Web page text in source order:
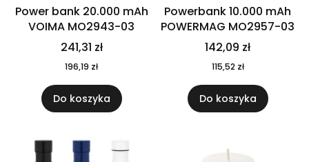
Power bank 20.000 mAh
VOIMA MO2943-03
241,31 zł
196,19 zł
Do koszyka
Powerbank 10.000 mAh
POWERMAG MO2957-03
142,09 zł
115,52 zł
Do koszyka